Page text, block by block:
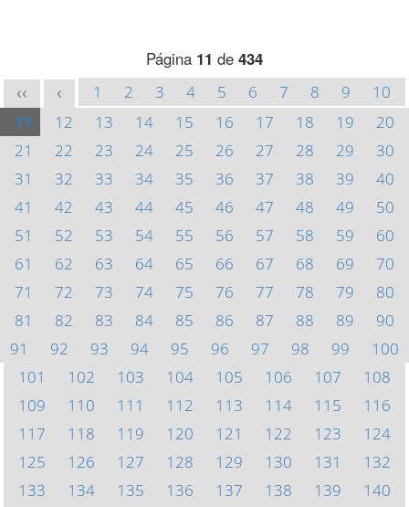
Página 11 de 434
<< < 1 2 3 4 5 6 7 8 9
10
11
12 13 14 15 16 17 18 19
20
21
22 23 24 25 26 27 28 29
30
31
32 33 34 35 36 37 38 39
40
41
42 43 44 45 46 47 48 49
50
51
52 53 54 55 56 57 58 59
60
61
62 63 64 65 66 67 68 69
70
71
72 73 74 75 76 77 78 79
80
81
82 83 84 85 86 87 88 89
90
91
92 93 94 95 96 97 98 99
100
101
102 103 104 105 106 107
108
109
110 111 112 113 114 115
116
117
118 119 120 121 122 123
124
125
126 127 128 129 130 131
132
133
134 135 136 137 138 139
140